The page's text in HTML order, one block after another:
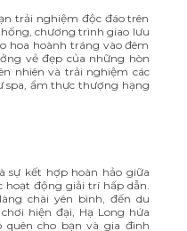
trải nghiệm độc đáo trên
chương trình giao lưu
hoa hoành tráng vào đêm
vẻ đẹp của những hòn
nhiên và trải nghiệm các
spa, ẩm thực thượng hạng
sự kết hợp hoàn hảo giữa
hoạt động giải trí hấp dẫn.
chài yên bình, đến du
hiện đại, Hạ Long hứa
cho bạn và gia đình